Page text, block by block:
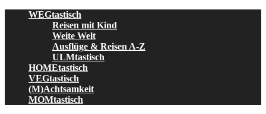
WEGtastisch
Reisen mit Kind
Weite Welt
Ausflüge & Reisen A-Z
ULMtastisch
HOMEtastisch
VEGtastisch
(M)Achtsamkeit
MOMtastisch